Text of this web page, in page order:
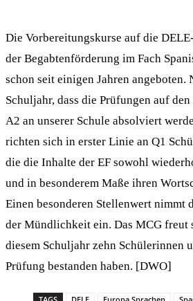
Die Vorbereitungskurse auf die
der Begabtenförderung im Fach
schon seit einigen Jahren angeboten.
Schuljahr, dass die Prüfungen auf
A2 an unserer Schule absolviert
richten sich in erster Linie an Q1
die die Inhalte der EF sowohl
und in besonderem Maße ihren
Einen besonderen Stellenwert nimmt
der Mündlichkeit ein. Das MCG freut
diesem Schuljahr zehn Schülerinnen
Prüfung bestanden haben. [DWO]